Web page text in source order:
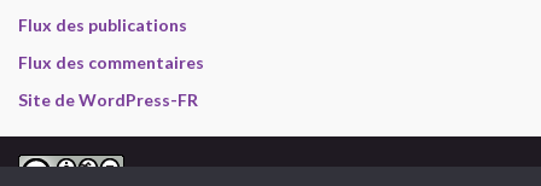
Flux des publications
Flux des commentaires
Site de WordPress-FR
2008-2013 Gabriel en Inde, selon les termes de lalicence